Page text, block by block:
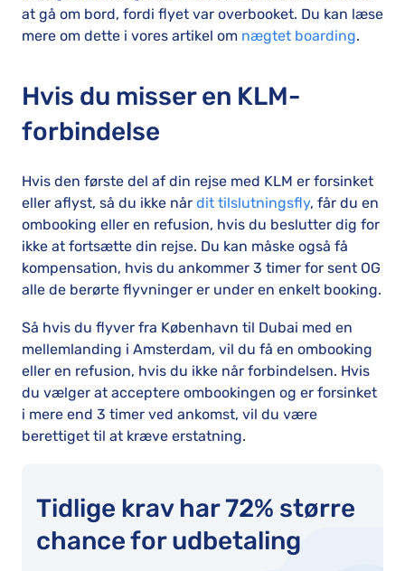
at gå om bord, fordi flyet var overbooket. Du kan læse
mere om dette i vores artikel om nægtet boarding.
Hvis du misser en KLM-
forbindelse
Hvis den første del af din rejse med KLM er forsinket
eller aflyst, så du ikke når dit tilslutningsfly, får du en
ombooking eller en refusion, hvis du beslutter dig for
ikke at fortsætte din rejse. Du kan måske også få
kompensation, hvis du ankommer 3 timer for sent OG
alle de berørte flyvninger er under en enkelt booking.
Så hvis du flyver fra København til Dubai med en
mellemlanding i Amsterdam, vil du få en ombooking
eller en refusion, hvis du ikke når forbindelsen. Hvis
du vælger at acceptere ombookingen og er forsinket
i mere end 3 timer ved ankomst, vil du være
berettiget til at kræve erstatning.
Tidlige krav har 72% større
chance for udbetaling